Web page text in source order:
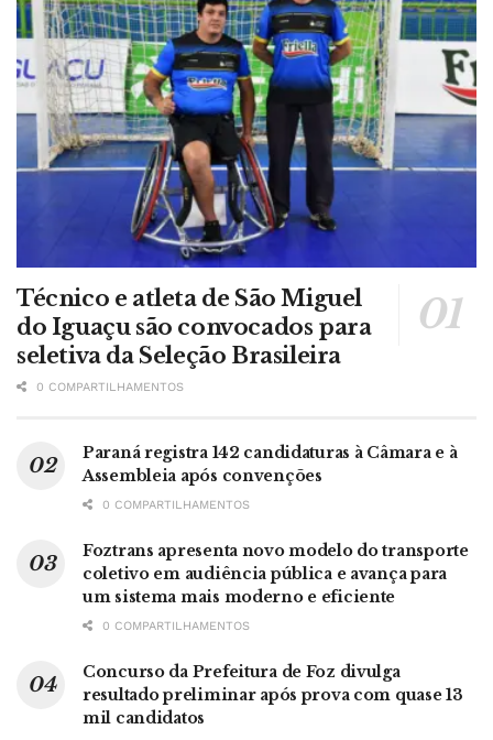
Técnico e atleta de São Miguel
do Iguaçu são convocados para
seletiva da Seleção Brasileira
0 COMPARTILHAMENTOS
Paraná registra 142 candidaturas à Câmara e à
Assembleia após convenções
0 COMPARTILHAMENTOS
Foztrans apresenta novo modelo do transporte
coletivo em audiência pública e avança para
um sistema mais moderno e eficiente
0 COMPARTILHAMENTOS
Concurso da Prefeitura de Foz divulga
resultado preliminar após prova com quase 13
mil candidatos